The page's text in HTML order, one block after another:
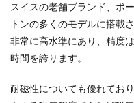
スイスの老舗ブランド、ボ
トンの多くのモデルに搭載
非常に高水準にあり、精度
時間を誇ります。
耐磁性についても優れてお